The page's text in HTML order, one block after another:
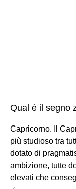
Qual è il segno
Capricorno. Il
più studioso tra
dotato di
ambizione, tutte
elevati che